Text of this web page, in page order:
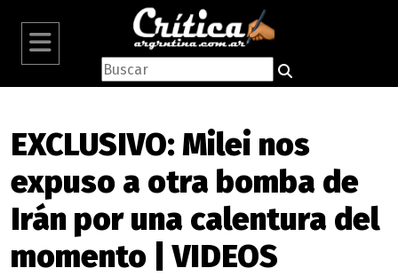
EXCLUSIVO: Milei nos
expuso a otra bomba de
Irán por una calentura del
momento | VIDEOS